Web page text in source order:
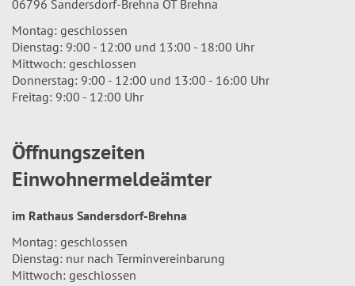
06796 Sandersdorf-Brehna OT Brehna
Montag: geschlossen
Dienstag: 9:00 - 12:00 und 13:00 - 18:00 Uhr
Mittwoch: geschlossen
Donnerstag: 9:00 - 12:00 und 13:00 - 16:00 Uhr
Freitag: 9:00 - 12:00 Uhr
Öffnungszeiten
Einwohnermeldeämter
im Rathaus Sandersdorf-Brehna
Montag: geschlossen
Dienstag: nur nach Terminvereinbarung
Mittwoch: geschlossen